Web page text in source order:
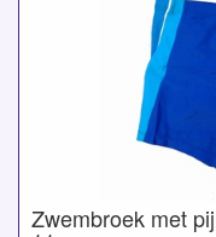
Zwembroek met